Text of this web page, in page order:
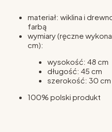
materiał: wiklina i
farbą
wymiary (ręczne
cm):
wysokość: 48 cm
długość: 45 cm
szerokość: 30 cm
100% polski produkt